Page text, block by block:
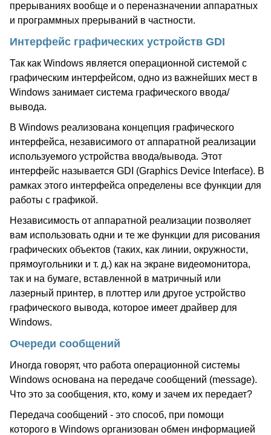
прерываниях вообще и о переназначении аппаратных
и программных прерываний в частности.
Интерфейс графических устройств GDI
Так как Windows является операционной системой с
графическим интерфейсом, одно из важнейших мест в
Windows занимает система графического ввода/
вывода.
В Windows реализована концепция графического
интерфейса, независимого от аппаратной реализации
используемого устройства ввода/вывода. Этот
интерфейс называется GDI (Graphics Device Interface). В
рамках этого интерфейса определены все функции для
работы с графикой.
Независимость от аппаратной реализации позволяет
вам использовать одни и те же функции для рисования
графических объектов (таких, как линии, окружности,
прямоугольники и т. д.) как на экране видеомонитора,
так и на бумаге, вставленной в матричный или
лазерный принтер, в плоттер или другое устройство
графического вывода, которое имеет драйвер для
Windows.
Очереди сообщений
Иногда говорят, что работа операционной системы
Windows основана на передаче сообщений (message).
Что это за сообщения, кто, кому и зачем их передает?
Передача сообщений - это способ, при помощи
которого в Windows организован обмен информацией